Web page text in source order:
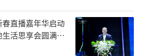
直播嘉年华启动
活思享会圆满举